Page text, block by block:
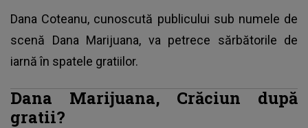
Dana Coteanu, cunoscută publicului sub numele de
scenă Dana Marijuana, va petrece sărbătorile de
iarnă în spatele gratiilor.
Dana Marijuana, Crăciun după
gratii?